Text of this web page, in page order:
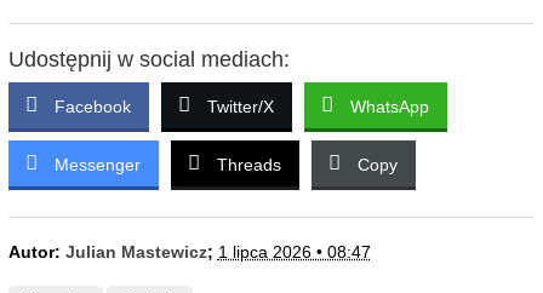
Udostępnij w social mediach:
Facebook Twitter/X WhatsApp
Messenger Threads Copy
Autor: Julian Mastewicz; 1 lipca 2026 • 08:47